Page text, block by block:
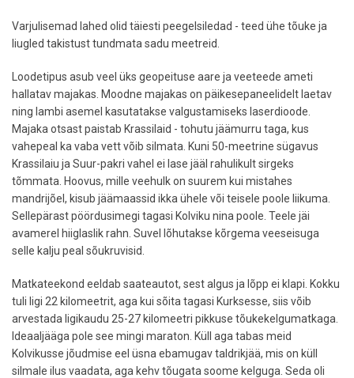
Varjulisemad lahed olid täiesti peegelsiledad - teed ühe tõuke ja
liugled takistust tundmata sadu meetreid.
Loodetipus asub veel üks geopeituse aare ja veeteede ameti
hallatav majakas. Moodne majakas on päikesepaneelidelt laetav
ning lambi asemel kasutatakse valgustamiseks laserdioode.
Majaka otsast paistab Krassilaid - tohutu jäämurru taga, kus
vahepeal ka vaba vett võib silmata. Kuni 50-meetrine sügavus
Krassilaiu ja Suur-pakri vahel ei lase jääl rahulikult sirgeks
tõmmata. Hoovus, mille veehulk on suurem kui mistahes
mandrijõel, kisub jäämaassid ikka ühele või teisele poole liikuma.
Sellepärast pöördusimegi tagasi Kolviku nina poole. Teele jäi
avamerel hiiglaslik rahn. Suvel lõhutakse kõrgema veeseisuga
selle kalju peal sõukruvisid.
Matkateekond eeldab saateautot, sest algus ja lõpp ei klapi. Kokku
tuli ligi 22 kilomeetrit, aga kui sõita tagasi Kurksesse, siis võib
arvestada ligikaudu 25-27 kilomeetri pikkuse tõukekelgumatkaga.
Ideaaljääga pole see mingi maraton. Küll aga tabas meid
Kolvikusse jõudmise eel üsna ebamugav taldrikjää, mis on küll
silmale ilus vaadata, aga kehv tõugata soome kelguga. Seda oli